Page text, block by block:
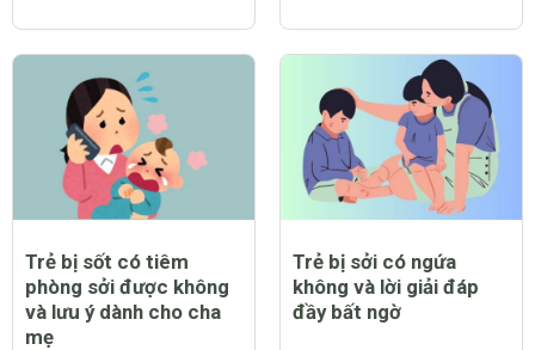
Trẻ bị sốt có tiêm
phòng sởi được không
và lưu ý dành cho cha
mẹ
Trẻ bị sởi có ngứa
không và lời giải đáp
đầy bất ngờ